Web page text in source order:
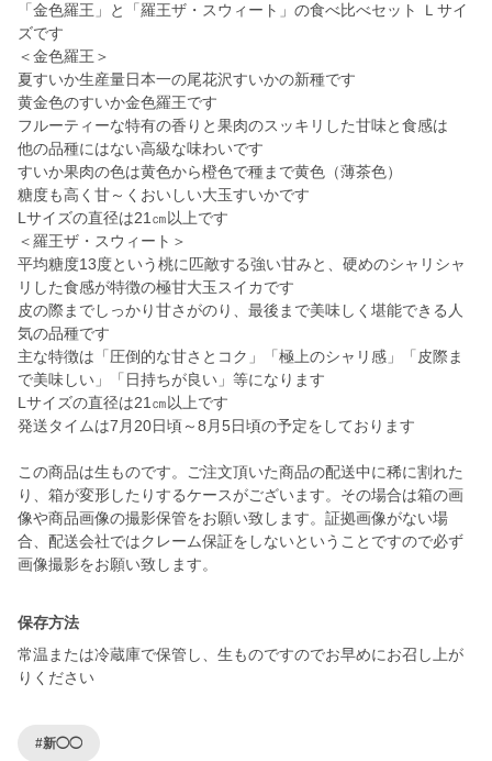
「金色羅王」と「羅王ザ・スウィート」の食べ比べセット Ｌサイ
ズです
＜金色羅王＞
夏すいか生産量日本一の尾花沢すいかの新種です
黄金色のすいか金色羅王です
フルーティーな特有の香りと果肉のスッキリした甘味と食感は
他の品種にはない高級な味わいです
すいか果肉の色は黄色から橙色で種まで黄色（薄茶色）
糖度も高く甘～くおいしい大玉すいかです
Lサイズの直径は21㎝以上です
＜羅王ザ・スウィート＞
平均糖度13度という桃に匹敵する強い甘みと、硬めのシャリシャ
リした食感が特徴の極甘大玉スイカです
皮の際までしっかり甘さがのり、最後まで美味しく堪能できる人
気の品種です
主な特徴は「圧倒的な甘さとコク」「極上のシャリ感」「皮際ま
で美味しい」「日持ちが良い」等になります
Lサイズの直径は21㎝以上です
発送タイムは7月20日頃～8月5日頃の予定をしております
この商品は生ものです。ご注文頂いた商品の配送中に稀に割れた
り、箱が変形したりするケースがございます。その場合は箱の画
像や商品画像の撮影保管をお願い致します。証拠画像がない場
合、配送会社ではクレーム保証をしないということですので必ず
保存方法
常温または冷蔵庫で保管し、生ものですのでお早めにお召し上が
りください
#新◯◯